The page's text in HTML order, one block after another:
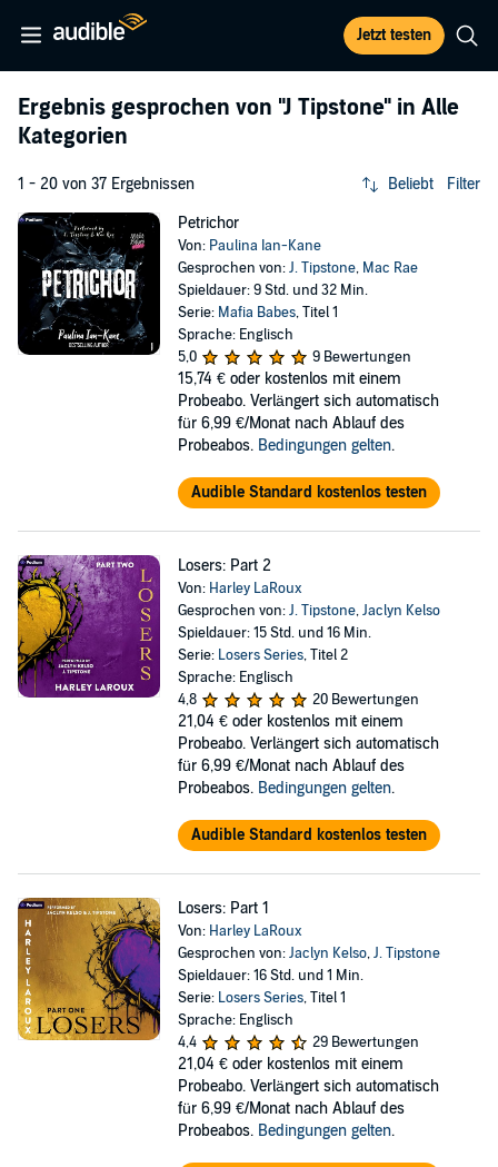
Jetzt testen
Ergebnis gesprochen von "J Tipstone" in Alle
Kategorien
1 - 20 von 37 Ergebnissen Beliebt Filter
Petrichor
Von: Paulina Ian-Kane
Gesprochen von:J. Tipstone, Mac Rae
Spieldauer: 9 Std. und 32 Min.
Serie: Mafia Babes, Titel 1
Sprache: Englisch
5,0
9 Bewertungen
15,74 € oder kostenlos mit einem
Probeabo. Verlängert sich automatisch
für 6,99 €/Monat nach Ablauf des
Probeabos. Bedingungen gelten.
Audible Standard kostenlos testen
Losers: Part 2
Von: Harley LaRoux
Gesprochen von:J. Tipstone,Jaclyn Kelso
Spieldauer: 15 Std. und 16 Min.
Serie: Losers Series, Titel 2
Sprache: Englisch
4,8
20 Bewertungen
21,04 € oder kostenlos mit einem
Probeabo. Verlängert sich automatisch
für 6,99 €/Monat nach Ablauf des
Probeabos. Bedingungen gelten.
Audible Standard kostenlos testen
Losers: Part 1
Von: Harley LaRoux
Gesprochen von:Jaclyn Kelso,J. Tipstone
Spieldauer: 16 Std. und 1 Min.
Serie: Losers Series, Titel 1
Sprache: Englisch
4,4
29 Bewertungen
21,04 € oder kostenlos mit einem
Probeabo. Verlängert sich automatisch
für 6,99 €/Monat nach Ablauf des
Probeabos. Bedingungen gelten.